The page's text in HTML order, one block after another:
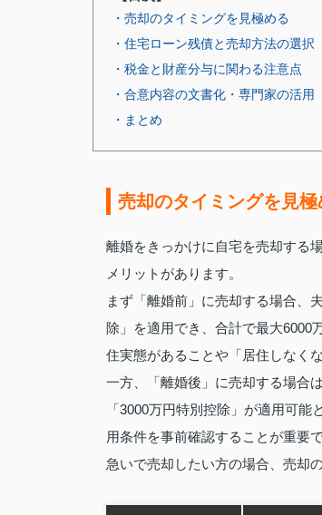
・売却のタイミングを見極める
・住宅ローン残債と売却方法の選択
・税金と財産分与に関わる注意点
・合意内容の文書化・専門家の活用
・まとめ
売却のタイミングを見極
離婚をきっかけに自宅を売却する
メリットがあります。
まず「離婚前」に売却する場合、
除」を適用でき、合計で最大6000
住実態があることや「居住しなく
一方、「離婚後」に売却する場合
「3000万円特別控除」が適用可
用条件を事前確認することが重要で
急いで売却したい方の場合、売却